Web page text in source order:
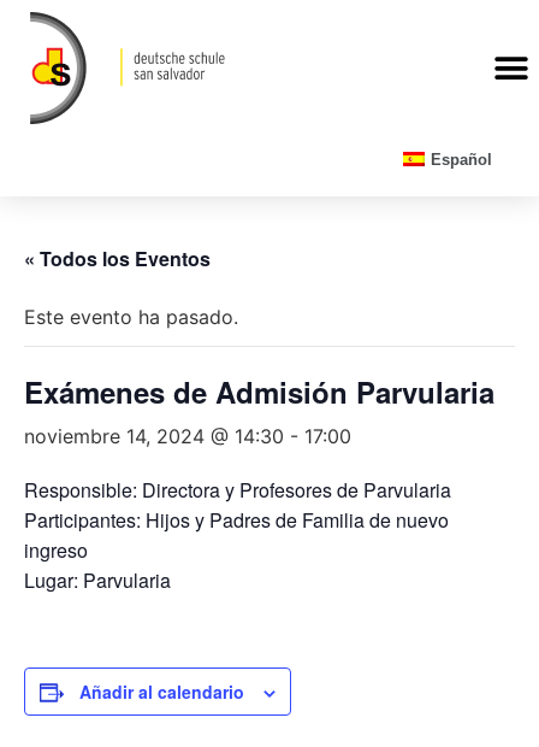
Español
« Todos los Eventos
Este evento ha pasado.
Exámenes de Admisión Parvularia
noviembre 14, 2024 @ 14:30 - 17:00
Responsible: Directora y Profesores de Parvularia
Participantes: Hijos y Padres de Familia de nuevo
ingreso
Lugar: Parvularia
Añadir al calendario